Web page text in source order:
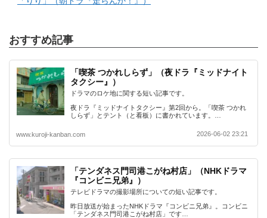
おすすめ記事
「喫茶 つかれしらず」（夜ドラ『ミッドナイト
タクシー』）
ドラマのロケ地に関する短い記事です。
夜ドラ『ミッドナイトタクシー』第2回から。「喫茶 つかれ
しらず」とテント（と看板）に書かれています。…
www.kuroji-kanban.com 2026-06-02 23:21
「テンダネス門司港こがね村店」（NHKドラマ
『コンビニ兄弟』）
テレビドラマの撮影場所についての短い記事です。
昨日放送が始まったNHKドラマ『コンビニ兄弟』。コンビニ
「テンダネス門司港こがね村店」です…